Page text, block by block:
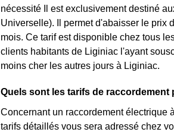
nécessité Il est exclusivement destiné
Universelle). Il permet d'abaisser le prix
mois. Ce tarif est disponible chez tous
clients habitants de Liginiac l'ayant
moins cher les autres jours à Liginiac.
Quels sont les tarifs de raccordement
Concernant un raccordement électrique
tarifs détaillés vous sera adressé chez